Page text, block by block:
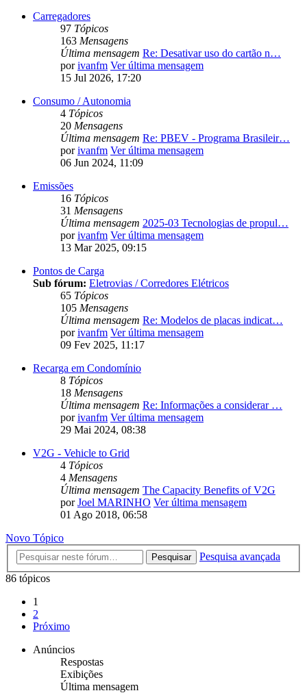
Carregadores
97 Tópicos
163 Mensagens
Última mensagem Re: Desativar uso do cartão n…
porivanfm Ver última mensagem
15 Jul 2026, 17:20
Consumo / Autonomia
4 Tópicos
20 Mensagens
Última mensagem Re: PBEV - Programa Brasileir…
porivanfm Ver última mensagem
06 Jun 2024, 11:09
Emissões
16 Tópicos
31 Mensagens
Última mensagem 2025-03 Tecnologias de propul…
porivanfm Ver última mensagem
13 Mar 2025, 09:15
Pontos de Carga
Sub fórum: Eletrovias / Corredores Elétricos
65 Tópicos
105 Mensagens
Última mensagem Re: Modelos de placas indicat…
porivanfm Ver última mensagem
09 Fev 2025, 11:17
Recarga em Condomínio
8 Tópicos
18 Mensagens
Última mensagem Re: Informações a considerar …
porivanfm Ver última mensagem
29 Mai 2024, 08:38
V2G - Vehicle to Grid
4 Tópicos
4 Mensagens
Última mensagem The Capacity Benefits of V2G
porJoel MARINHO Ver última mensagem
01 Ago 2018, 06:58
Novo Tópico
Pesquisar
Pesquisa avançada
86 tópicos
1
2
Próximo
Anúncios
Respostas
Exibições
Última mensagem